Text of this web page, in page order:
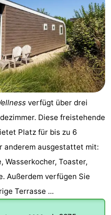
verfügt über drei
Diese freistehende
Platz für bis zu 6
anderem ausgestattet mit:
Wasserkocher, Toaster,
Außerdem verfügen Sie
Terrasse ...